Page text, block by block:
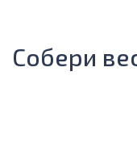
Собери